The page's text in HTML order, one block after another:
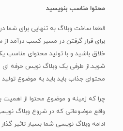
محتوا مناسب بنویسید
قطعا ساخت وبلاگ به تنهایی برای شما
برای قرار گرفتن در مسیر کسب درآمد
خلاق باشید و با تولید محتوای مناسب
شوید.از طرفی یک وبلاگ نویس حرفه ای
محتوای جذاب باید باید به موضوع تولید
چرا که زمینه و موضوع محتوا از اهمیت
واقع موضوعاتی که در شروع وبلاگ
ادامه وبلاگ نویسی شما بسیار تاثیر